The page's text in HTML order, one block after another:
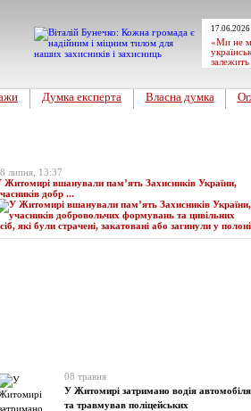
«Ми не
Думка експерта Власна думка
липня, 13:37
Житомирі вшанували пам’ять Захисників України,
добр ...
08 травня
У Житомирі затримано водія
та травмував поліцейських